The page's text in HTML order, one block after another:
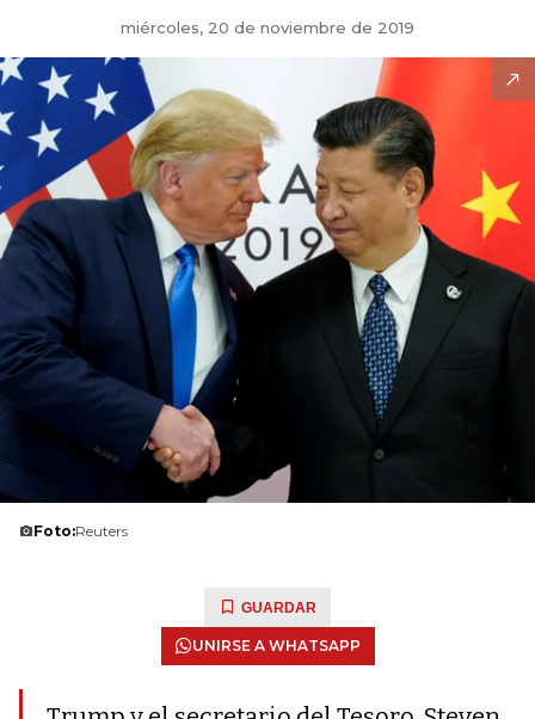
miércoles, 20 de noviembre de 2019
Foto:Reuters
GUARDAR
UNIRSE A WHATSAPP